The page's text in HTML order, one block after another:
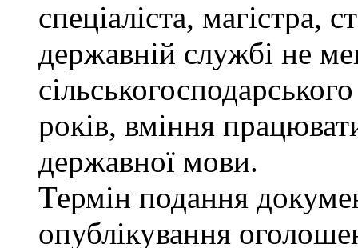
спеціаліста, магістра,
державній службі не
років, вміння
державної мови.
Термін подання
опублікування